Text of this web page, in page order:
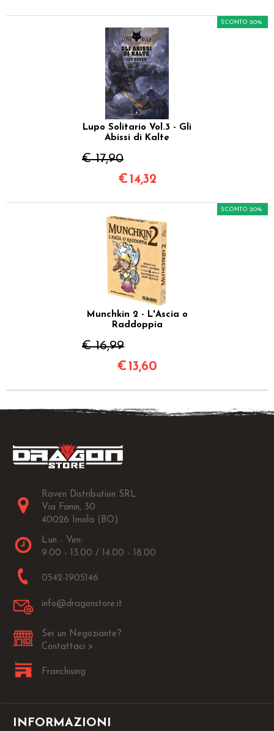
Lupo Solitario Vol.3 - Gli
Abissi di Kalte
€ 17,90
SCONTO 20%
€ 14,32
Munchkin 2 - L'Ascia o
Raddoppia
€ 16,99
SCONTO 20%
€ 13,60
Raven Distribution SRL
Via Fanin, 30
40026 Imola (BO)
Lun - Ven:
9.00 - 13.00 / 14.00 - 18.00
0542-1905146
info@dragonstore.it
Sei un Negoziante?
Contattaci >
Franchising
INFORMAZIONI